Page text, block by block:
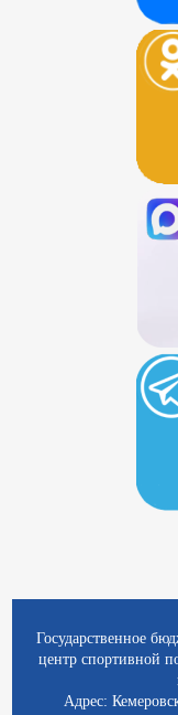
Государственное
центр спортивной
Адрес: